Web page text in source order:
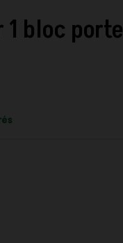
bloc porte